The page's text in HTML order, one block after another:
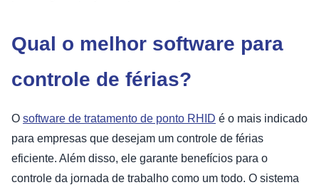
Qual o melhor software para
controle de férias?
O software de tratamento de ponto RHID é o mais indicado
para empresas que desejam um controle de férias
eficiente. Além disso, ele garante benefícios para o
controle da jornada de trabalho como um todo. O sistema